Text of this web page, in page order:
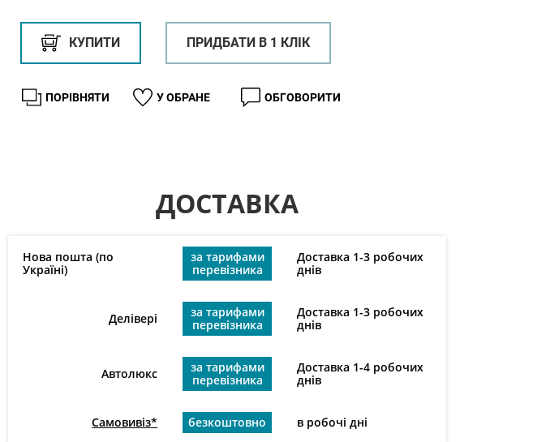
КУПИТИ ПРИДБАТИ В 1 КЛІК
У ОБРАНЕ
ПОРІВНЯТИ ОБГОВОРИТИ
ДОСТАВКА
Нова пошта (по
Україні)
за тарифами
перевізника
Доставка 1-3 робочих
днів
Делівері
за тарифами
перевізника
Доставка 1-3 робочих
днів
Автолюкс
за тарифами
перевізника
Доставка 1-4 робочих
днів
Самовивіз* безкоштовно в робочі дні